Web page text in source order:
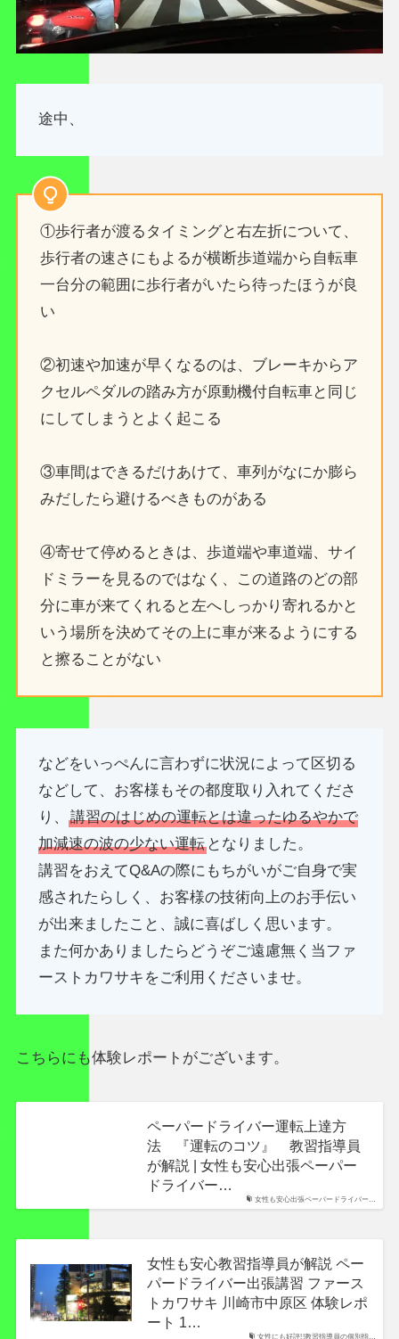
途中、
①歩行者が渡るタイミングと右左折について、
歩行者の速さにもよるが横断歩道端から自転車
一台分の範囲に歩行者がいたら待ったほうが良
い
②初速や加速が早くなるのは、ブレーキからア
クセルペダルの踏み方が原動機付自転車と同じ
にしてしまうとよく起こる
③車間はできるだけあけて、車列がなにか膨ら
みだしたら避けるべきものがある
④寄せて停めるときは、歩道端や車道端、サイ
ドミラーを見るのではなく、この道路のどの部
分に車が来てくれると左へしっかり寄れるかと
いう場所を決めてその上に車が来るようにする
と擦ることがない
などをいっぺんに言わずに状況によって区切る
などして、お客様もその都度取り入れてくださ
り、講習のはじめの運転とは違ったゆるやかで
加減速の波の少ない運転 となりました。
講習をおえてQ&Aの際にもちがいがご自身で実
感されたらしく、お客様の技術向上のお手伝い
が出来ましたこと、誠に喜ばしく思います。
また何かありましたらどうぞご遠慮無く当ファ
ーストカワサキをご利用くださいませ。
こちらにも体験レポートがございます。
女性も安心出張ペーパードライバー…
ペーパードライバー運転上達方
法 『運転のコツ』 教習指導員
が解説 | 女性も安心出張ペーパー
ドライバー…
女性にも好評!!教習指導員の個別指…
女性も安心教習指導員が解説 ペー
パードライバー出張講習 ファース
トカワサキ 川崎市中原区 体験レポ
ート 1…